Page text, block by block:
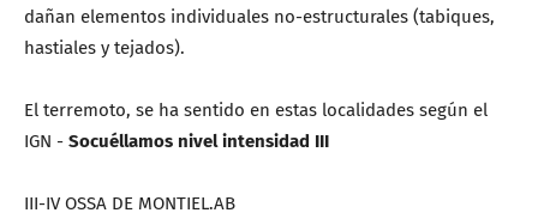
dañan elementos individuales no-estructurales (tabiques,
hastiales y tejados).
El terremoto, se ha sentido en estas localidades según el
IGN - Socuéllamos nivel intensidad III
III-IV OSSA DE MONTIEL.AB